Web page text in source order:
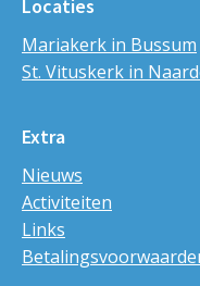
Locaties
Mariakerk in Bussum
St. Vituskerk in
Extra
Nieuws
Activiteiten
Links